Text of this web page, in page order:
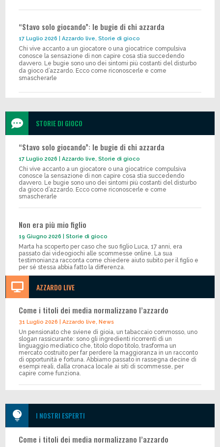
“Stavo solo giocando”: le bugie di chi azzarda
17 Luglio 2026 |Azzardo live,Storie di gioco
Chi vive accanto a un giocatore o una giocatrice compulsiva
conosce la sensazione di non capire cosa stia succedendo
davvero. Le bugie sono uno dei sintomi più costanti del disturbo
da gioco d’azzardo. Ecco come riconoscerle e come
smascherarle
 STORIE DI GIOCO
“Stavo solo giocando”: le bugie di chi azzarda
17 Luglio 2026 |Azzardo live,Storie di gioco
Chi vive accanto a un giocatore o una giocatrice compulsiva
conosce la sensazione di non capire cosa stia succedendo
davvero. Le bugie sono uno dei sintomi più costanti del disturbo
da gioco d’azzardo. Ecco come riconoscerle e come
smascherarle
Non era più mio figlio
19 Giugno 2026 |Storie di gioco
Marta ha scoperto per caso che suo figlio Luca, 17 anni, era
passato dai videogiochi alle scommesse online. La sua
testimonianza racconta come chiedere aiuto subito per il figlio e
per sé stessa abbia fatto la differenza.
 AZZARDO LIVE
Come i titoli dei media normalizzano l’azzardo
31 Luglio 2026 |Azzardo live, News
Un pensionato che sviene di gioia, un tabaccaio commosso, uno
slogan rassicurante: sono gli ingredienti ricorrenti di un
linguaggio mediatico che, titolo dopo titolo, trasforma un
mercato costruito per far perdere la maggioranza in un racconto
di opportunità e fortuna. Abbiamo passato in rassegna decine di
esempi reali, dalla cronaca locale ai siti di scommesse, per
capire come funziona.
 I NOSTRI ESPERTI
Come i titoli dei media normalizzano l’azzardo